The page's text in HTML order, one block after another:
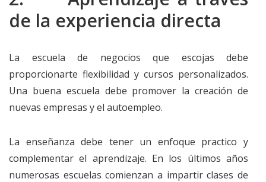
de la experiencia directa
La escuela de negocios que escojas debe
proporcionarte flexibilidad y cursos personalizados.
Una buena escuela debe promover la creación de
nuevas empresas y el autoempleo.
La enseñanza debe tener un enfoque practico y
complementar el aprendizaje. En los últimos años
numerosas escuelas comienzan a impartir clases de